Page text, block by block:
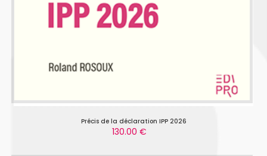
Précis de la déclaration IPP 2026
130.00 €